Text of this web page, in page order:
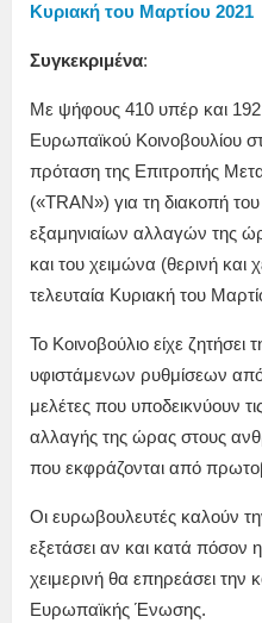
Κυριακή του Μαρτίου 2021
Συγκεκριμένα:
Με ψήφους 410 υπέρ και 192
Ευρωπαϊκού Κοινοβουλίου
πρόταση της Επιτροπής
(«TRAN») για τη διακοπή
εξαμηνιαίων αλλαγών της
και του χειμώνα (θερινή και
τελευταία Κυριακή του
Το Κοινοβούλιο είχε ζητήσει
υφιστάμενων ρυθμίσεων
μελέτες που υποδεικνύουν
αλλαγής της ώρας στους
που εκφράζονται από
Οι ευρωβουλευτές καλούν
εξετάσει αν και κατά πόσον
χειμερινή θα επηρεάσει την
Ευρωπαϊκής Ένωσης.